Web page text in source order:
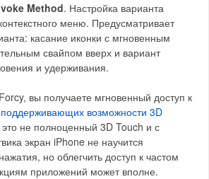
Method. Настройка варианта
меню. Предусматривает
касание иконки с мгновенным
свайпом вверх и вариант
и удерживания.
вы получаете мгновенный доступ к
поддерживающих возможности 3D
не полноценный 3D Touch и с
экран iPhone не научится
но облегчить доступ к частом
приложений может вполне.